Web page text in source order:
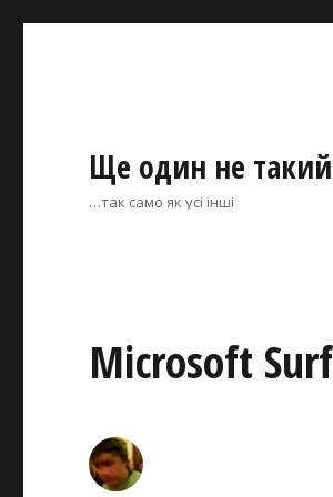
Ще один не такий
…так само як усі інші
Microsoft